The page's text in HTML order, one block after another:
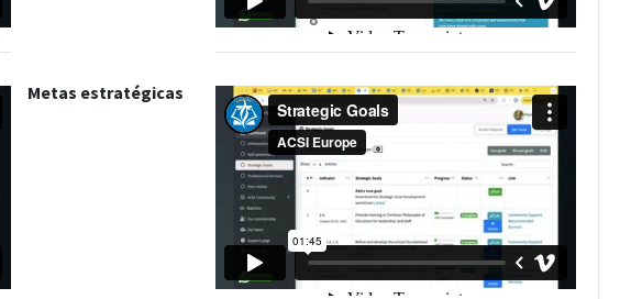
Metas estratégicas